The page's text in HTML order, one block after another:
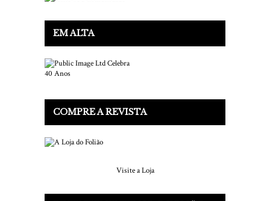
EM ALTA
COMPRE A REVISTA
Visite a Loja